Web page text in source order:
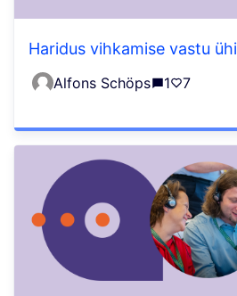
Haridus vihkamise vastu
Alfons Schöps 1 7